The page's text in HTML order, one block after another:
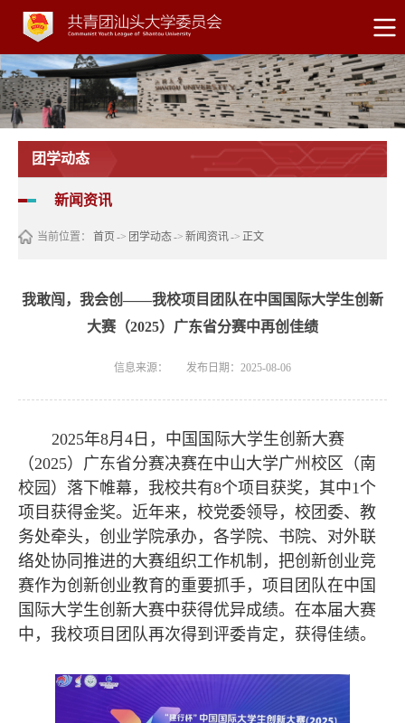
团学动态
新闻资讯
当前位置： 首页-> 团学动态-> 新闻资讯-> 正文
我敢闯，我会创——我校项目团队在中国国际大学生创新
大赛（2025）广东省分赛中再创佳绩
信息来源： 发布日期：2025-08-06
2025年8月4日，中国国际大学生创新大赛
（2025）广东省分赛决赛在中山大学广州校区（南
校园）落下帷幕，我校共有8个项目获奖，其中1个
项目获得金奖。近年来，校党委领导，校团委、教
务处牵头，创业学院承办，各学院、书院、对外联
络处协同推进的大赛组织工作机制，把创新创业竞
赛作为创新创业教育的重要抓手，项目团队在中国
国际大学生创新大赛中获得优异成绩。在本届大赛
中，我校项目团队再次得到评委肯定，获得佳绩。